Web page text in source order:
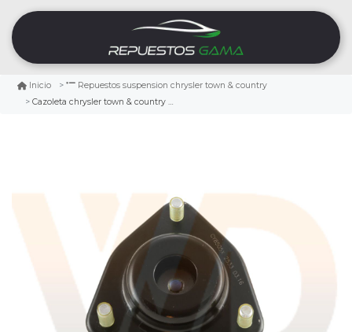
Inicio
Repuestos suspension chrysler town & country
Cazoleta chrysler town & country 3.3 1990/1993